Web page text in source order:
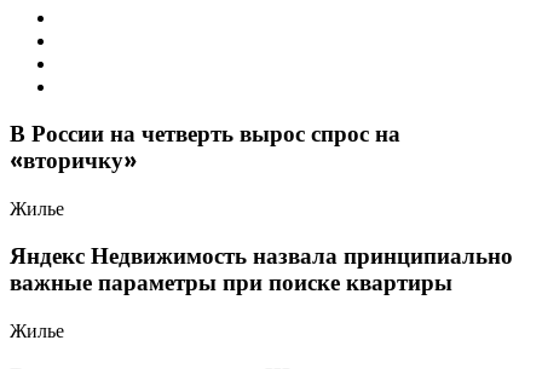
В России на четверть вырос спрос на
«вторичку»
Жилье
Яндекс Недвижимость назвала принципиально
важные параметры при поиске квартиры
Жилье